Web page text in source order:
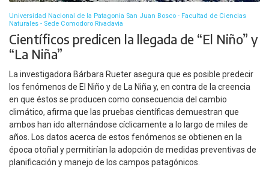
Universidad Nacional de la Patagonia San Juan Bosco - Facultad de Ciencias
Naturales - Sede Comodoro Rivadavia
Científicos predicen la llegada de “El Niño” y
“La Niña”
La investigadora Bárbara Rueter asegura que es posible predecir
los fenómenos de El Niño y de La Niña y, en contra de la creencia
en que éstos se producen como consecuencia del cambio
climático, afirma que las pruebas científicas demuestran que
ambos han ido alternándose cíclicamente a lo largo de miles de
años. Los datos acerca de estos fenómenos se obtienen en la
época otoñal y permitirían la adopción de medidas preventivas de
planificación y manejo de los campos patagónicos.